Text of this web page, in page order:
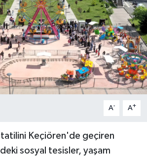
A- A+
tatilini Keçiören'de geçiren
sosyal tesisler, yaşam